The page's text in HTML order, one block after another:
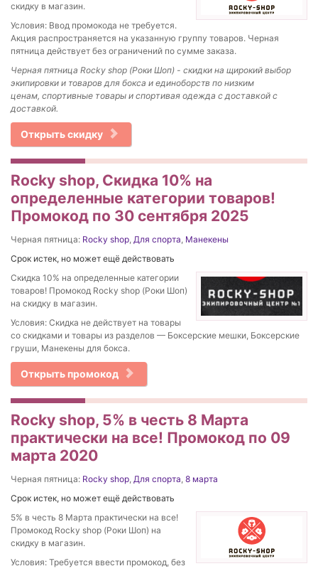
скидку в магазин.
Условия: Ввод промокода не требуется.
Акция распространяется на указанную группу товаров. Черная
пятница действует без ограничений по сумме заказа.
Черная пятница Rocky shop (Роки Шоп) - скидки на щирокий выбор
экипировки и товаров для бокса и единоборств по низким
ценам, спортивные товары и спортивая одежда c доставкой с
доставкой.
Открыть скидку
Rocky shop, Скидка 10% на
определенные категории товаров!
Промокод по 30 сентября 2025
Черная пятница: Rocky shop, Для спорта, Манекены
Срок истек, но может ещё действовать
Скидка 10% на определенные категории
товаров! Промокод Rocky shop (Роки Шоп)
на скидку в магазин.
Условия: Скидка не действует на товары
со скидками и товары из разделов — Боксерские мешки, Боксерские
груши, Манекены для бокса.
Открыть промокод
Rocky shop, 5% в честь 8 Марта
практически на все! Промокод по 09
марта 2020
Черная пятница: Rocky shop, Для спорта, 8 марта
Срок истек, но может ещё действовать
5% в честь 8 Марта практически на все!
Промокод Rocky shop (Роки Шоп) на
скидку в магазин.
Условия: Требуется ввести промокод, без